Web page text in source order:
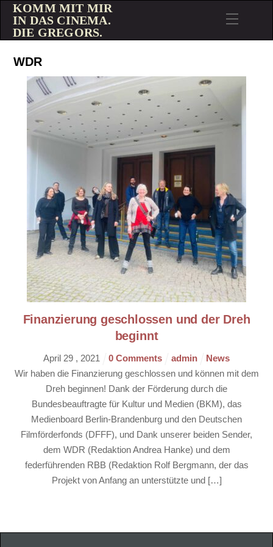
KOMM MIT MIR
IN DAS CINEMA.
DIE GREGORS.
WDR
Finanzierung geschlossen und der Dreh
beginnt
April 29, 2021 0 Comments admin
News
Wir haben die Finanzierung geschlossen und können mit dem
Dreh beginnen! Dank der Förderung durch die
Bundesbeauftragte für Kultur und Medien (BKM), das
Medienboard Berlin-Brandenburg und den Deutschen
Filmförderfonds (DFFF), und Dank unserer beiden Sender,
dem WDR (Redaktion Andrea Hanke) und dem
federführenden RBB (Redaktion Rolf Bergmann, der das
Projekt von Anfang an unterstützte und […]